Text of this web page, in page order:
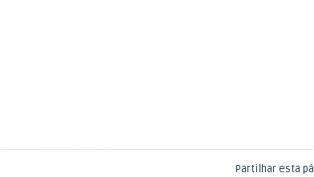
Partilhar esta